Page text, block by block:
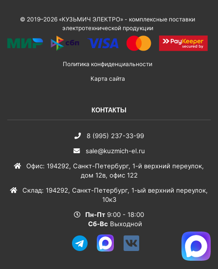
© 2019–2026 «КУЗЬМИЧ ЭЛЕКТРО» - комплексные поставки
электротехнической продукции
Политика конфиденциальности
Карта сайта
КОНТАКТЫ
8 (995) 237-33-99
sale@kuzmich-el.ru
Офис: 194292, Санкт-Петербург, 1-й верхний переулок,
дом 12в, офис 122
Склад: 194292, Санкт-Петербург, 1-ый верхний переулок,
10к3
Пн-Пт 9:00 - 18:00
Сб-Вс Выходной